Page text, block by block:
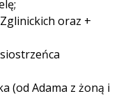
oraz +
(od Adama z żoną i